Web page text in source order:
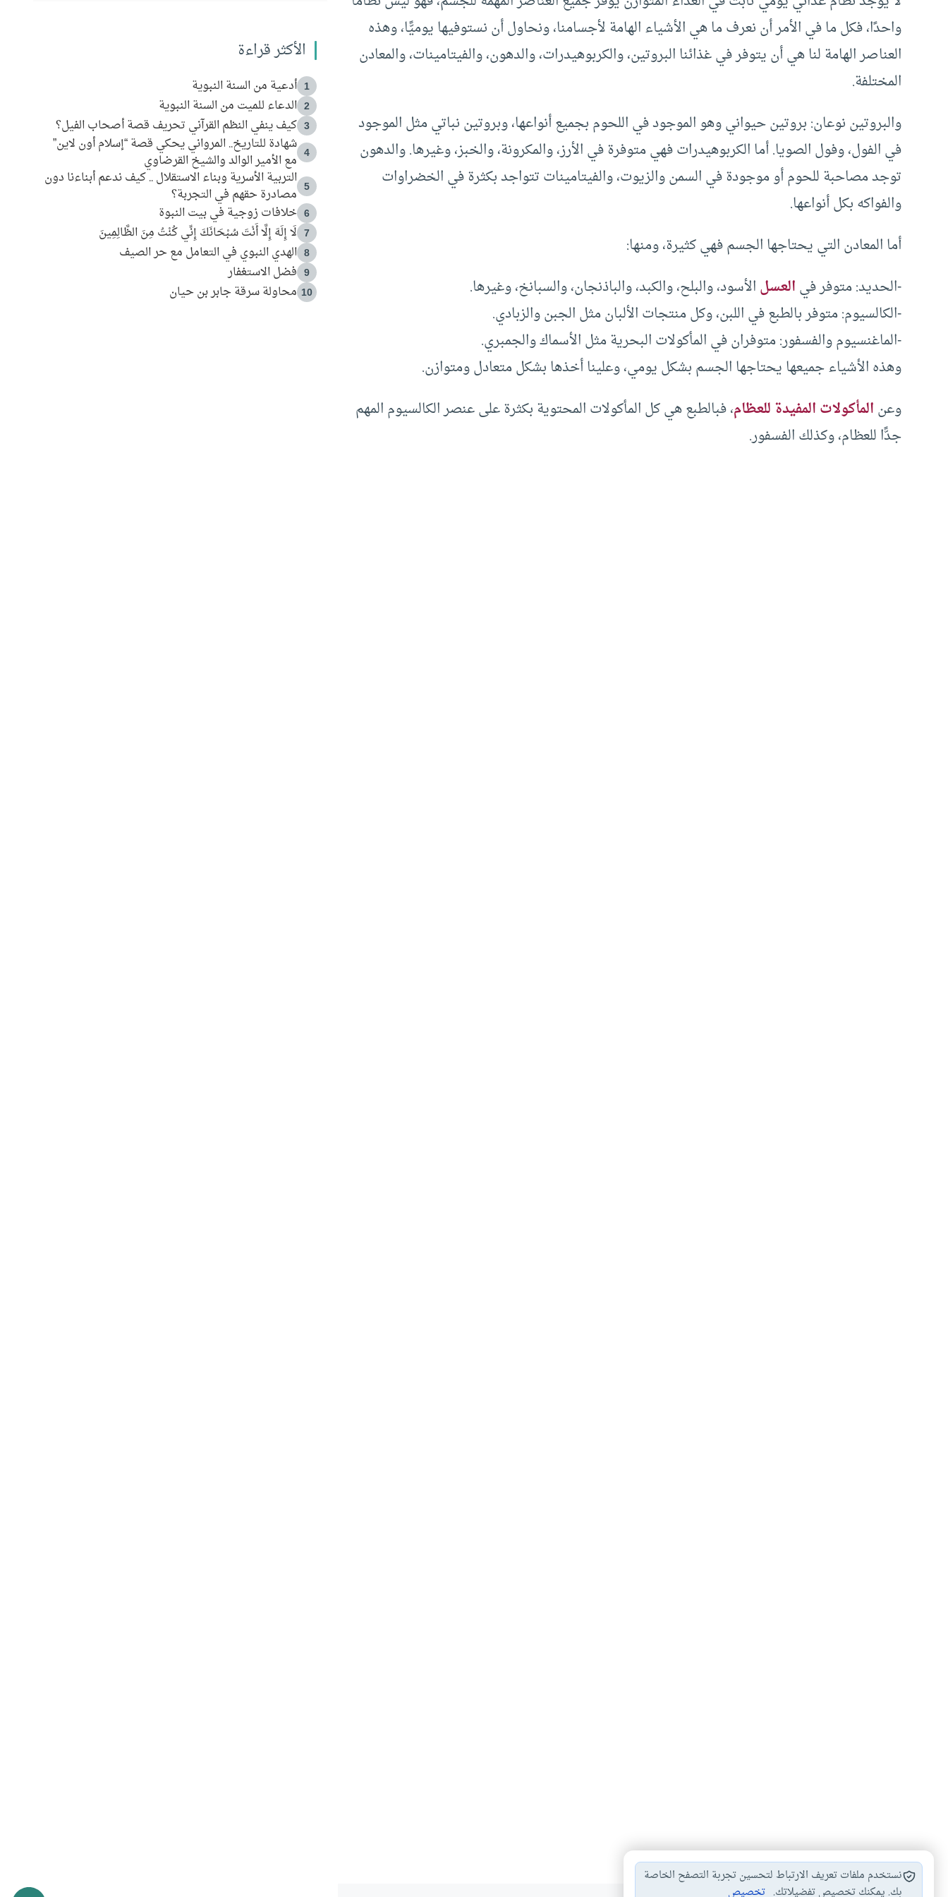
واحدًا، فكل ما في الأمر أن نعرف ما هي الأشياء الهامة لأجسامنا، ونحاول أن نستوفيها يوميًّا، وهذه
العناصر الهامة لنا هي أن يتوفر في غذائنا البروتين، والكربوهيدرات، والدهون، والفيتامينات، والمعادن
المختلفة.
والبروتين نوعان: بروتين حيواني وهو الموجود في اللحوم بجميع أنواعها، وبروتين نباتي مثل الموجود
في الفول، وفول الصويا. أما الكربوهيدرات فهي متوفرة في الأرز، والمكرونة، والخبز، وغيرها. والدهون
توجد مصاحبة للحوم أو موجودة في السمن والزيوت، والفيتامينات تتواجد بكثرة في الخضراوات
والفواكه بكل أنواعها.
أما المعادن التي يحتاجها الجسم فهي كثيرة، ومنها:
-الحديد: متوفر فيالعسلالأسود، والبلح، والكبد، والباذنجان، والسبانخ، وغيرها.
-الكالسيوم: متوفر بالطبع في اللبن، وكل منتجات الألبان مثل الجبن والزبادي.
-الماغنسيوم والفسفور: متوفران في المأكولات البحرية مثل الأسماك والجمبري.
وهذه الأشياء جميعها يحتاجها الجسم بشكل يومي، وعلينا أخذها بشكل متعادل ومتوازن.
وعنالمأكولات المفيدة للعظام، فبالطبع هي كل المأكولات المحتوية بكثرة على عنصر الكالسيوم المهم
جدًّا للعظام، وكذلك الفسفور.
الأكثر قراءة
1 أدعية من السنة النبوية
2 الدعاء للميت من السنة النبوية
3 كيف ينفي النظم القرآني تحريف قصة أصحاب الفيل؟
4
شهادة للتاريخ.. المرواني يحكي قصة “إسلام أون لاين”
مع الأمير الوالد والشيخ القرضاوي
5
التربية الأسرية وبناء الاستقلال .. كيف ندعم أبناءنا دون
مصادرة حقهم في التجربة؟
6 خلافات زوجية في بيت النبوة
7 لَا إِلَهَ إِلَّا أَنْتَ سُبْحَانَكَ إِنِّي كُنْتُ مِنَ الظَّالِمِينَ
8 الهدي النبوي في التعامل مع حر الصيف
9 فضل الاستغفار
10 محاولة سرقة جابر بن حيان
نستخدم ملفات تعريف الارتباط لتحسين تجربة التصفح الخاصة
بك. يمكنك تخصيص تفضيلاتك. تخصيص